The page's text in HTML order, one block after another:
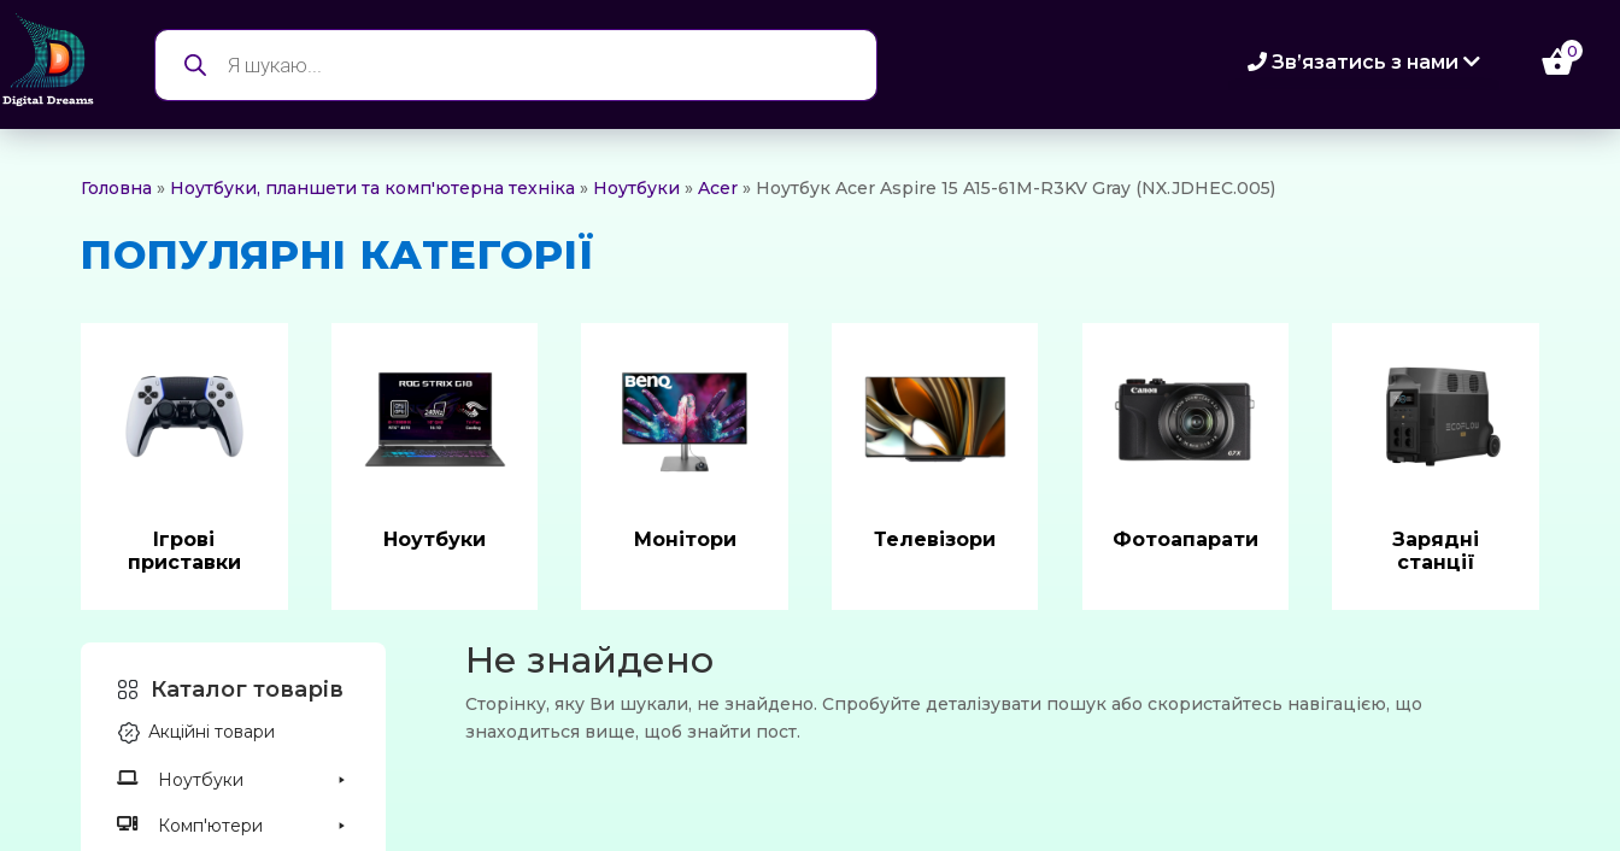
search Зв’язатись з нами
073 773-89-98
0
Головна » Ноутбуки, планшети та комп'ютерна техніка » Ноутбуки »Acer » Ноутбук Acer Aspire 15 A15-61M-R3KV Gray (NX.JDHEC.005)
ПОПУЛЯРНІ КАТЕГОРІЇ
Ігрові
приставки
Ноутбуки Монітори Телевізори Фотоапарати
Зарядні
станції
Каталог товарів
Акційні товари
Ноутбуки
Комп'ютери
Не знайдено
Сторінку, яку Ви шукали, не знайдено. Спробуйте деталізувати пошук або скористайтесь навігацією, що
знаходиться вище, щоб знайти пост.